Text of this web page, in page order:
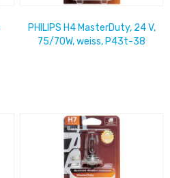
PHILIPS H4 MasterDuty, 24 V,
75/70W, weiss, P43t-38